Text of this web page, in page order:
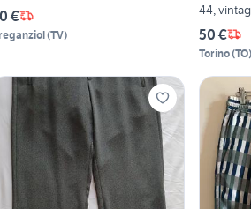
€
(TV)
44,
50 €
Torino(TO)